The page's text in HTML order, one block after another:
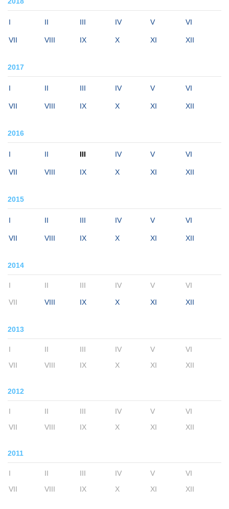
I II III IV V VI
VII VIII IX X XI XII
2017
I II III IV V VI
VII VIII IX X XI XII
2016
I II III IV V VI
VII VIII IX X XI XII
2015
I II III IV V VI
VII VIII IX X XI XII
2014
I II III IV V VI
VII VIII IX X XI XII
2013
I II III IV V
VI
VII
VIII IX X XI XII
2012
I II III IV V
VI
VII
VIII IX X XI XII
2011
I II III IV V
VI
VII
VIII IX X XI XII